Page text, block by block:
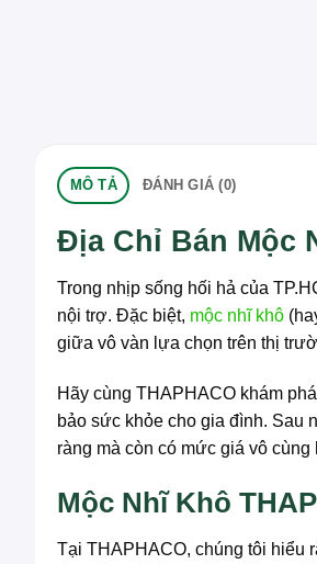
MÔ TẢ ĐÁNH GIÁ (0)
Địa Chỉ Bán Mộc
Trong nhịp sống hối hả của
nội trợ. Đặc biệt, mộc nhĩ khô
giữa vô vàn lựa chọn trên thị
Hãy cùng THAPHACO khám
bảo sức khỏe cho gia đình. Sau
ràng mà còn có mức giá vô
Mộc Nhĩ Khô
Tại THAPHACO, chúng tôi hiểu